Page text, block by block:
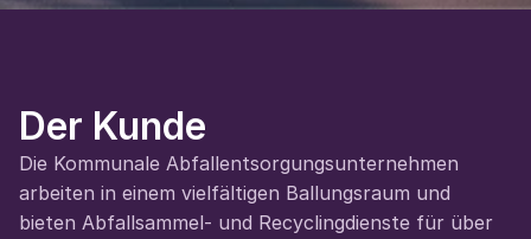
Der Kunde
Die Kommunale Abfallentsorgungsunternehmen
arbeiten in einem vielfältigen Ballungsraum und
bieten Abfallsammel- und Recyclingdienste für über